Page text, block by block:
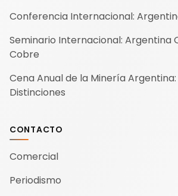
Conferencia Internacional:
Seminario Internacional: Argentina
Cobre
Cena Anual de la Minería Argentina:
Distinciones
CONTACTO
Comercial
Periodismo